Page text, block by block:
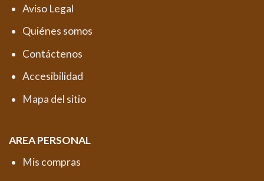
Aviso Legal
Quiénes somos
Contáctenos
Accesibilidad
Mapa del sitio
AREA PERSONAL
Mis compras